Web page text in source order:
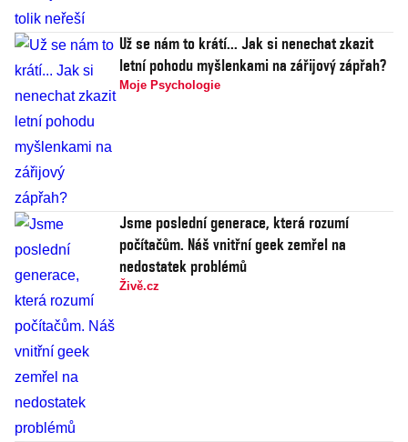
Už se nám to krátí... Jak si nenechat zkazit
letní pohodu myšlenkami na zářijový zápřah?
Moje Psychologie
Jsme poslední generace, která rozumí
počítačům. Náš vnitřní geek zemřel na
nedostatek problémů
Živě.cz